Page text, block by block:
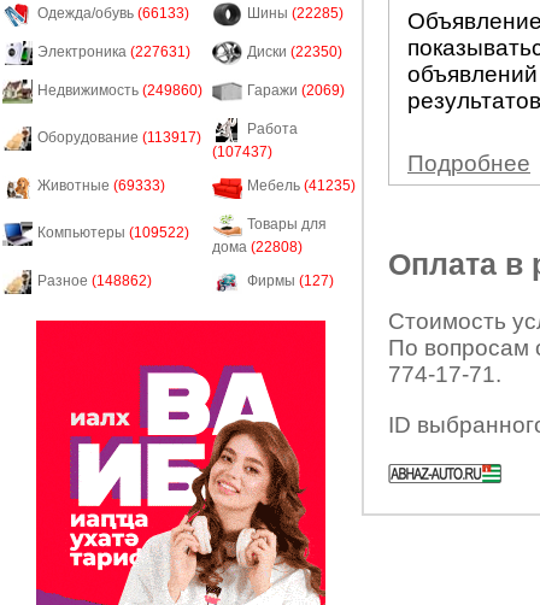
Одежда/обувь (66133) Шины (22285)
Электроника (227631) Диски (22350)
Недвижимость (249860) Гаражи (2069)
Оборудование (113917)
Работа
(107437)
Животные (69333) Мебель (41235)
Компьютеры (109522)
Товары для
дома (22808)
Разное (148862) Фирмы (127)
Подробнее
Оплата в
Стоимость
По вопросам
774-17-71.
ID